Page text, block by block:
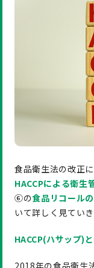
食品衛生法の改正
HACCPによる衛生
⑥の食品リコール
いて詳しく見ていき
HACCP(ハサップ)と
2018年の食品衛生